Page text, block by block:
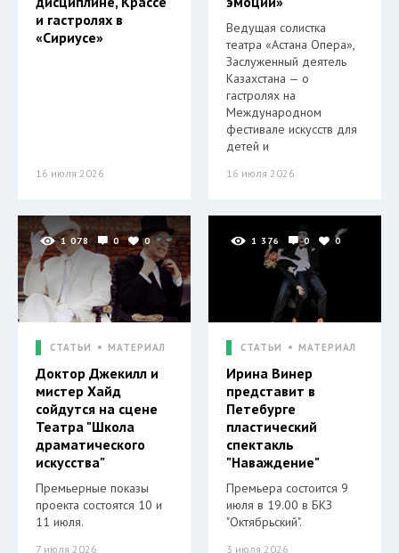
и гастролях в
«Сириусе»
16 июля 2026
Ведущая солистка
театра «Астана Опера»,
Заслуженный деятель
Казахстана — о
гастролях на
Международном
фестивале искусств для
детей и
16 июля 2026
1 078 0 0
СТАТЬИ МАТЕРИАЛ
Доктор Джекилл и
мистер Хайд
сойдутся на сцене
Театра "Школа
драматического
искусства"
Премьерные показы
проекта состоятся 10 и
11 июля.
7 июля 2026
1 376 0 0
СТАТЬИ МАТЕРИАЛ
Ирина Винер
представит в
Петебурге
пластический
спектакль
"Наваждение"
Премьера состоится 9
июля в 19.00 в БКЗ
"Октябрьский".
3 июля 2026